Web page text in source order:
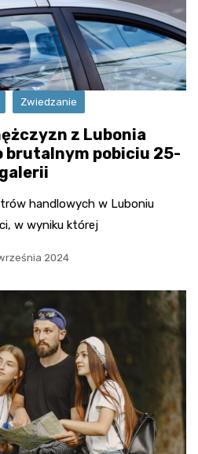
Zwiedzanie
z Lubonia
brutalnym pobiciu 25-
handlowych w Luboniu
w wyniku której
2024